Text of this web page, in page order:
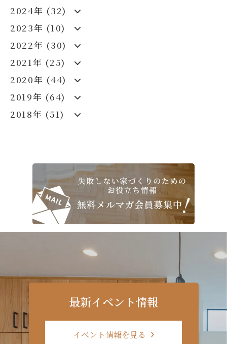
2024年 (32)
2023年 (10)
2022年 (30)
2021年 (25)
2020年 (44)
2019年 (64)
2018年 (51)
最新イベント情報
イベント情報を見る